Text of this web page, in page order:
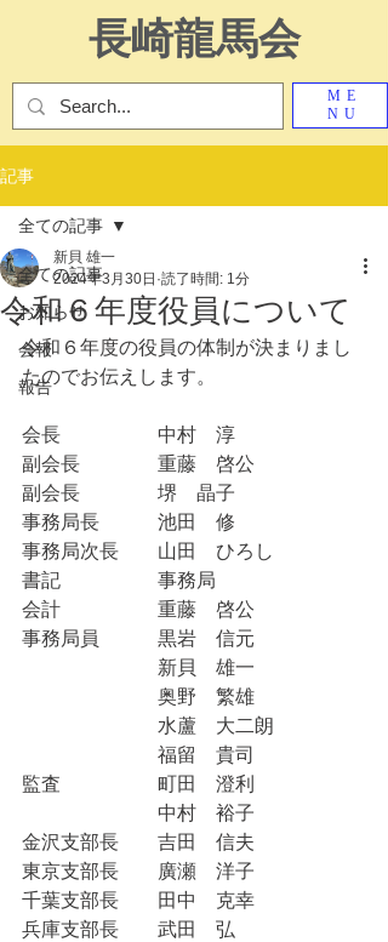
ME
NU
長崎龍馬会
記事
全ての記事
お知らせ
会報
報告
全ての記事
令和６年度役員について
新貝 雄一
2024年3月30日 読了時間: 1分
令和６年度の役員の体制が決まりまし
たのでお伝えします。
会長　　　　　中村　淳
副会長　　　　重藤　啓公
副会長　　　　堺　晶子
事務局長　　　池田　修
事務局次長　　山田　ひろし
書記　　　　　事務局
会計　　　　　重藤　啓公
事務局員　　　黒岩　信元
新貝　雄一
奥野　繁雄
水蘆　大二朗
福留　貴司
​監査　　　　　町田　澄利
中村　裕子
金沢支部長　　吉田　信夫
東京支部長　　廣瀬　洋子
千葉支部長　　田中　克幸
兵庫支部長　　武田　弘